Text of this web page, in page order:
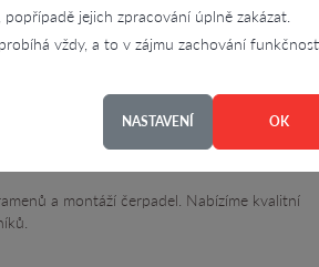
jejich zpracování úplně zakázat.
vždy, a to v zájmu zachování
NASTAVENÍ OK
a montáží čerpadel. Nabízíme kvalitní